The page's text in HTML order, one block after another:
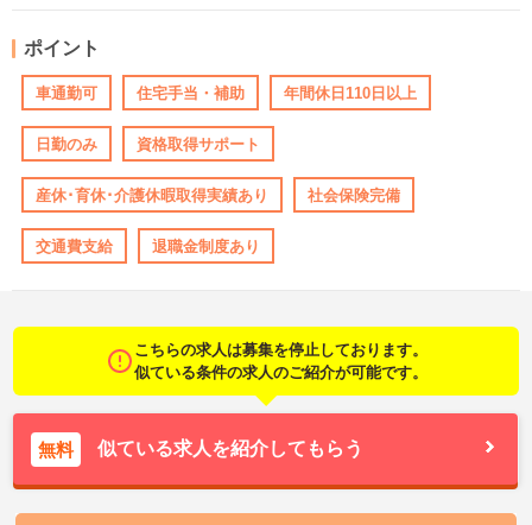
ポイント
車通勤可 住宅手当・補助 年間休日110日以上
日勤のみ 資格取得サポート
産休･育休･介護休暇取得実績あり 社会保険完備
交通費支給 退職金制度あり
こちらの求人は募集を停止しております。
似ている条件の求人のご紹介が可能です。
無料 似ている求人を紹介してもらう